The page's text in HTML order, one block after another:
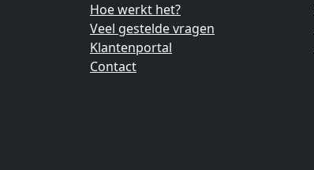
Hoe werkt het?
Veel gestelde vragen
Klantenportal
Contact